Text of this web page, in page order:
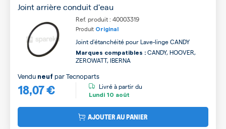
Joint arrière conduit d'eau
Ref. produit : 40003319
Produit Original
Joint d'étanchéité pour Lave-linge CANDY
Marques compatibles : CANDY, HOOVER,
ZEROWATT, IBERNA
18,07 €
Vendu neuf parTecnoparts
Livré à partir du
Lundi 10 août
AJOUTER AU PANIER